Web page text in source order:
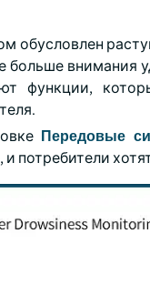
обусловлен
больше
функции,
Передовые
и потребители